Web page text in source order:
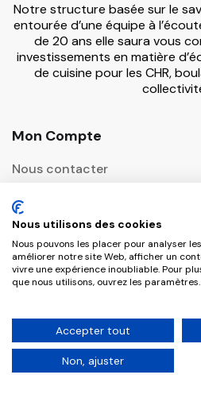
Notre structure basée sur le
entourée d’une équipe à
de 20 ans elle saura vous
investissements en matière
de cuisine pour les CHR,
Mon Compte
Nous contacter
Informations
Adresse Postale
Copyright © 2026 CHR
Nous utilisons des cookies
Nous pouvons les placer pour analyser
améliorer notre site Web, afficher un
vivre une expérience inoubliable. Pour
que nous utilisons, ouvrez les paramètres.
Accepter tout
Non, ajuster